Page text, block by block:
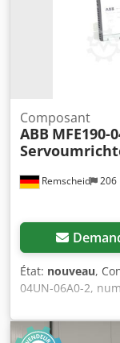
Remscheid 206
Composant
ABB MFE190-
État: nouveau,
04UN-06A0-2,
emballage
la livraison : voir